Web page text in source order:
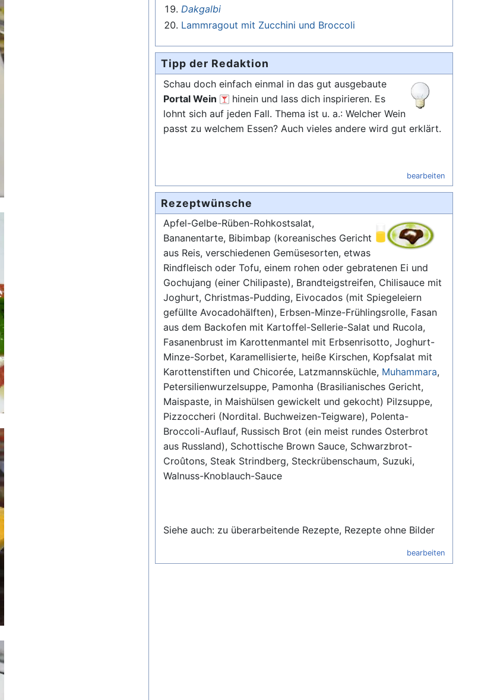
Dakgalbi
Lammragout mit Zucchini und Broccoli
Tipp der Redaktion
Schau doch einfach einmal in das gut ausgebaute
Portal Wein
hinein und lass dich inspirieren. Es
lohnt sich auf jeden Fall. Thema ist u. a.: Welcher Wein
passt zu welchem Essen? Auch vieles andere wird gut erklärt.
bearbeiten
Rezeptwünsche
Apfel-Gelbe-Rüben-Rohkostsalat,
Bananentarte, Bibimbap (koreanisches Gericht
aus Reis, verschiedenen Gemüsesorten, etwas
Rindfleisch oder Tofu, einem rohen oder gebratenen Ei und
Gochujang (einer Chilipaste), Brandteigstreifen, Chilisauce mit
Joghurt, Christmas-Pudding, Eivocados (mit Spiegeleiern
gefüllte Avocadohälften), Erbsen-Minze-Frühlingsrolle, Fasan
aus dem Backofen mit Kartoffel-Sellerie-Salat und Rucola,
Fasanenbrust im Karottenmantel mit Erbsenrisotto, Joghurt-
Minze-Sorbet, Karamellisierte, heiße Kirschen, Kopfsalat mit
Karottenstiften und Chicorée, Latzmannsküchle, Muhammara,
Petersilienwurzelsuppe, Pamonha (Brasilianisches Gericht,
Maispaste, in Maishülsen gewickelt und gekocht) Pilzsuppe,
Pizzoccheri (Nordital. Buchweizen-Teigware), Polenta-
Broccoli-Auflauf, Russisch Brot (ein meist rundes Osterbrot
aus Russland), Schottische Brown Sauce, Schwarzbrot-
Croûtons, Steak Strindberg, Steckrübenschaum, Suzuki,
Walnuss-Knoblauch-Sauce
Siehe auch: zu überarbeitende Rezepte, Rezepte ohne Bilder
bearbeiten